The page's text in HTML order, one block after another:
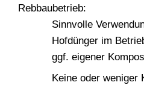
Rebbaubetrieb:
Sinnvolle
Hofdünger im
ggf. eigener
Keine oder weniger